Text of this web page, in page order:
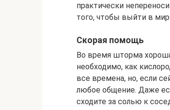
практически
того, чтобы выйти в мир
Скорая помощь
Во время шторма
необходимо, как
все времена, но, если
любое общение. Даже
сходите за солью к